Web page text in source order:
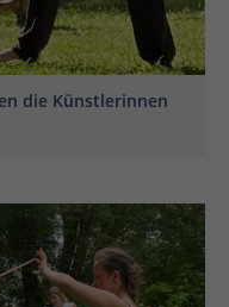
die Künstlerinnen